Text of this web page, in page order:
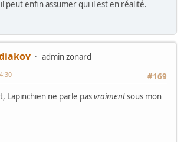
peut enfin assumer qui il est en réalité.
admin zonard
#169
Lapinchien ne parle pasvraimentsous mon